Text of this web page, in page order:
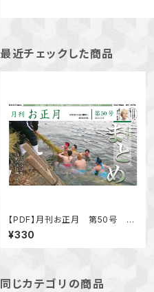
最近チェックした商品
【PDF】月刊お正月 第50号 特
集 まとめ「二〇二三年をふりか
えって 今年の活動」
¥330
同じカテゴリの商品